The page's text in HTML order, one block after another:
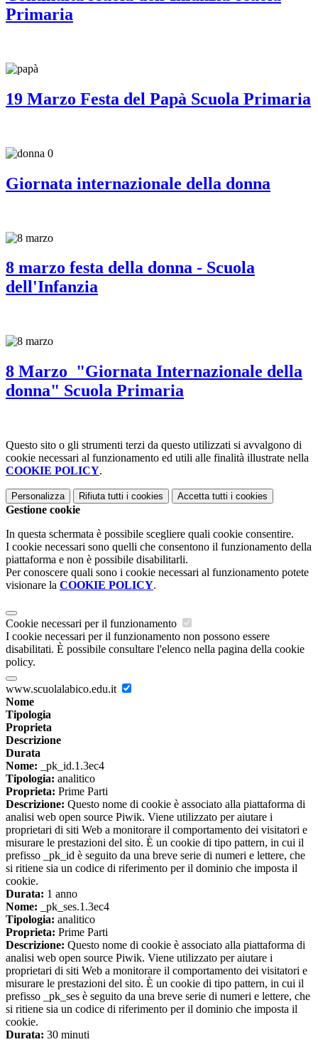
Primaria
19 Marzo Festa del Papà Scuola Primaria
Giornata internazionale della donna
8 marzo festa della donna - Scuola
dell'Infanzia
8 Marzo "Giornata Internazionale della
donna" Scuola Primaria
Questo sito o gli strumenti terzi da questo utilizzati si avvalgono di
cookie necessari al funzionamento ed utili alle finalità illustrate nella
COOKIE POLICY.
Personalizza Rifiuta tutti i cookies Accetta tutti i cookies
Gestione cookie
In questa schermata è possibile scegliere quali cookie consentire.
I cookie necessari sono quelli che consentono il funzionamento della
piattaforma e non è possibile disabilitarli.
Per conoscere quali sono i cookie necessari al funzionamento potete
visionare la COOKIE POLICY.
Cookie necessari per il funzionamento
I cookie necessari per il funzionamento non possono essere
disabilitati. È possibile consultare l'elenco nella pagina della cookie
policy.
www.scuolalabico.edu.it
Nome
Tipologia
Proprieta
Descrizione
Durata
Nome: _pk_id.1.3ec4
Tipologia: analitico
Proprieta: Prime Parti
Descrizione: Questo nome di cookie è associato alla piattaforma di
analisi web open source Piwik. Viene utilizzato per aiutare i
proprietari di siti Web a monitorare il comportamento dei visitatori e
misurare le prestazioni del sito. È un cookie di tipo pattern, in cui il
prefisso _pk_id è seguito da una breve serie di numeri e lettere, che
si ritiene sia un codice di riferimento per il dominio che imposta il
cookie.
Durata: 1 anno
Nome: _pk_ses.1.3ec4
Tipologia: analitico
Proprieta: Prime Parti
Descrizione: Questo nome di cookie è associato alla piattaforma di
analisi web open source Piwik. Viene utilizzato per aiutare i
proprietari di siti Web a monitorare il comportamento dei visitatori e
misurare le prestazioni del sito. È un cookie di tipo pattern, in cui il
prefisso _pk_ses è seguito da una breve serie di numeri e lettere, che
si ritiene sia un codice di riferimento per il dominio che imposta il
cookie.
Durata: 30 minuti